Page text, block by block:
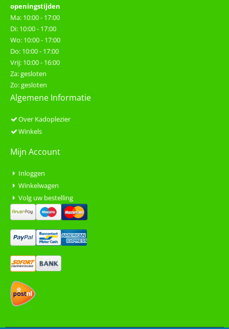
openingstijden
Ma: 10:00 - 17:00
Di: 10:00 - 17:00
Wo: 10:00 - 17:00
Do: 10:00 - 17:00
Vrij: 10:00 - 16:00
Za: gesloten
Zo: gesloten
Algemene Informatie
Over Kadoplezier
Winkels
Mijn Account
Inloggen
Winkelwagen
Volg uw bestelling